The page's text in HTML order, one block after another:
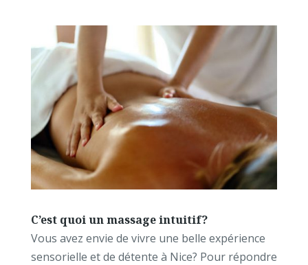
C’est quoi un massage intuitif?
Vous avez envie de vivre une belle expérience
sensorielle et de détente à Nice? Pour répondre